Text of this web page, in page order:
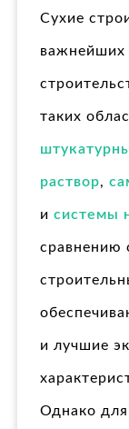
Сухие
важнейших
таких
раствор,
и системы
сравнению
и лучшие
Однако